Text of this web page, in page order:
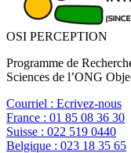
OSI PERCEPTION
Programme de
Sciences de l’ONG
Courriel : Ecrivez-nous
France : 01 85 08 36 30
Suisse : 022 519 0440
Belgique : 023 18 35 65